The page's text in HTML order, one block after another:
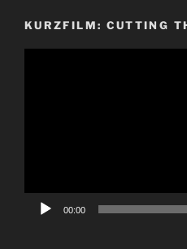
KURZFILM: CUTTING
00:00